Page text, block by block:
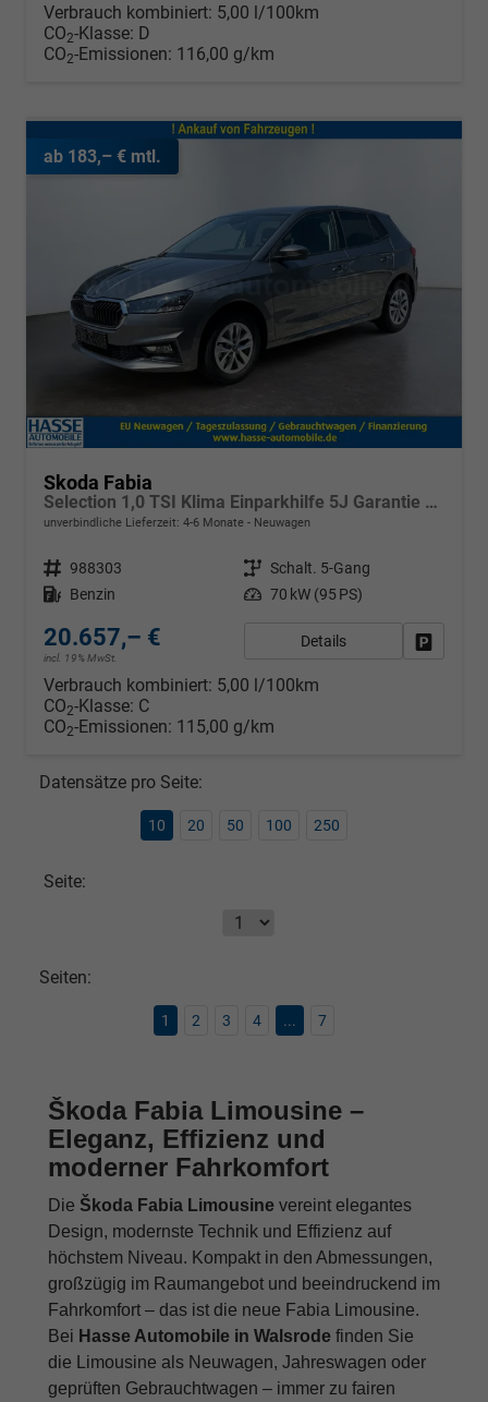
Verbrauch kombiniert: 5,00 l/100km
CO2-Klasse: D
CO2-Emissionen: 116,00 g/km
ab 183,– € mtl.
Skoda Fabia
Selection 1,0 TSI Klima Einparkhilfe 5J Garantie LED Apple Carplay Bluetooth
unverbindliche Lieferzeit: 4-6 Monate Neuwagen
Fahrzeugnr. 988303 Getriebe Schalt. 5-Gang
Kraftstoff Benzin Leistung 70 kW (95 PS)
20.657,– €
incl. 19% MwSt.
Details
Verbrauch kombiniert: 5,00 l/100km
CO2-Klasse: C
CO2-Emissionen: 115,00 g/km
Datensätze pro Seite:
10 20 50 100 250
Seite:
Seiten:
1 2 3 4 ... 7
Škoda Fabia Limousine –
Eleganz, Effizienz und
moderner Fahrkomfort
Die Škoda Fabia Limousine vereint elegantes
Design, modernste Technik und Effizienz auf
höchstem Niveau. Kompakt in den Abmessungen,
großzügig im Raumangebot und beeindruckend im
Fahrkomfort – das ist die neue Fabia Limousine.
Bei Hasse Automobile in Walsrode finden Sie
die Limousine als Neuwagen, Jahreswagen oder
geprüften Gebrauchtwagen – immer zu fairen